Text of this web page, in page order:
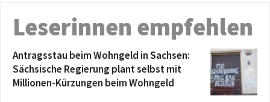
Leserinnen empfehlen
Antragsstau beim Wohngeld in Sachsen:
Sächsische Regierung plant selbst mit
Millionen-Kürzungen beim Wohngeld